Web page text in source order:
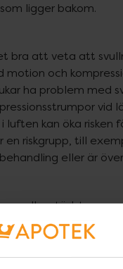
ligger bakom.
bra att veta att
motion och
ha problem med
vid
luften kan öka risken
en riskgrupp, till
eller är
eller
sätt att
och lindra
jobb är det